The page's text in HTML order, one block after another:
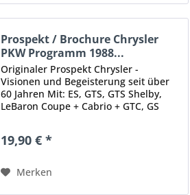
Prospekt / Brochure Chrysler
PKW Programm 1988...
Originaler Prospekt Chrysler -
Visionen und Begeisterung seit über
60 Jahren Mit: ES, GTS, GTS Shelby,
LeBaron Coupe + Cabrio + GTC, GS
Zustand: gut, mit leichten...
19,90 € *
Merken